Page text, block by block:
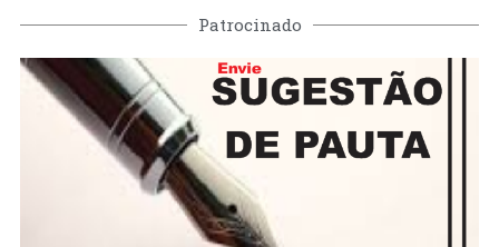
Patrocinado